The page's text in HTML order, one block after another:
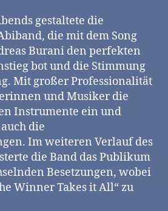
gestaltete die
die mit dem Song
Burani den perfekten
bot und die Stimmung
Mit großer Professionalität
und Musiker die
Instrumente ein und
die
Im weiteren Verlauf des
die Band das Publikum
Besetzungen, wobei
Winner Takes it All“ zu